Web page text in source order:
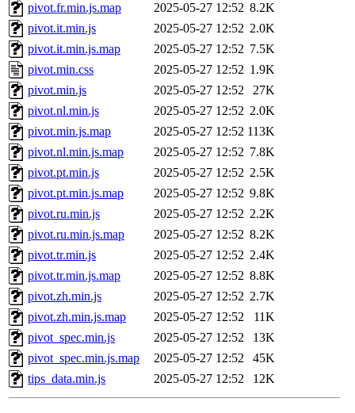
pivot.fr.min.js.map
2025-05-27 12:52 8.2K
pivot.it.min.js
2025-05-27 12:52 2.0K
pivot.it.min.js.map
2025-05-27 12:52 7.5K
pivot.min.css
2025-05-27 12:52 1.9K
pivot.min.js
2025-05-27 12:52
27K
pivot.nl.min.js
2025-05-27 12:52 2.0K
pivot.min.js.map
2025-05-27 12:52 113K
pivot.nl.min.js.map
2025-05-27 12:52 7.8K
pivot.pt.min.js
2025-05-27 12:52 2.5K
pivot.pt.min.js.map
2025-05-27 12:52 9.8K
pivot.ru.min.js
2025-05-27 12:52 2.2K
pivot.ru.min.js.map
2025-05-27 12:52 8.2K
pivot.tr.min.js
2025-05-27 12:52 2.4K
pivot.tr.min.js.map
2025-05-27 12:52 8.8K
pivot.zh.min.js
2025-05-27 12:52 2.7K
pivot.zh.min.js.map
2025-05-27 12:52
11K
pivot_spec.min.js
2025-05-27 12:52
13K
pivot_spec.min.js.map
2025-05-27 12:52
45K
tips_data.min.js
2025-05-27 12:52 12K